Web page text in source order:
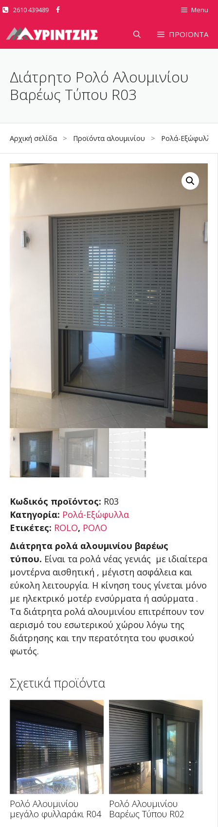
Μετάβαση
περιεχόμενο
2610 439489 Menu
ΠΡΟΪΟΝΤΑ
Διάτρητο Ρολό Αλουμινίου
Βαρέως Τύπου R03
Αρχική σελίδα > Προϊόντα αλουμινίου > Ρολά-Εξώφυλλα
Κωδικός προϊόντος: R03
Κατηγορία: Ρολά-Εξώφυλλα
Ετικέτες: ROLO, ΡΟΛΟ
Διάτρητα ρολά αλουμινίου βαρέως
τύπου. Είναι τα ρολά νέας γενιάς με ιδιαίτερα
μοντέρνα αισθητική , μέγιστη ασφάλεια και
εύκολη λειτουργία. Η κίνηση τους γίνεται μόνο
με ηλεκτρικό μοτέρ ενσύρματα ή ασύρματα .
Τα διάτρητα ρολά αλουμινίου επιτρέπουν τον
αερισμό του εσωτερικού χώρου λόγω της
διάτρησης και την περατότητα του φυσικού
φωτός.
Σχετικά προϊόντα
Ρολό Αλουμινίου
μεγάλο φυλλαράκι R04
Ρολό Αλουμινίου
Βαρέως Τύπου R02